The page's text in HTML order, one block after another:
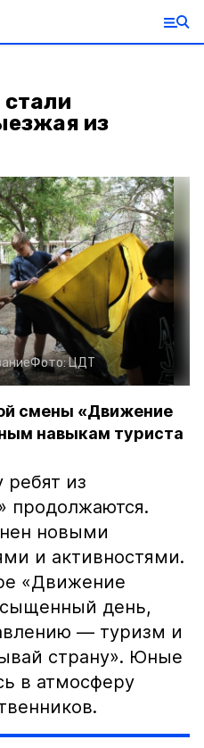
из
Фото:ЦДТ
смены «Движение
навыкам туриста
ребят из
продолжаются.
новыми
и активностями.
«Движение
день,
— туризм и
страну». Юные
в атмосферу